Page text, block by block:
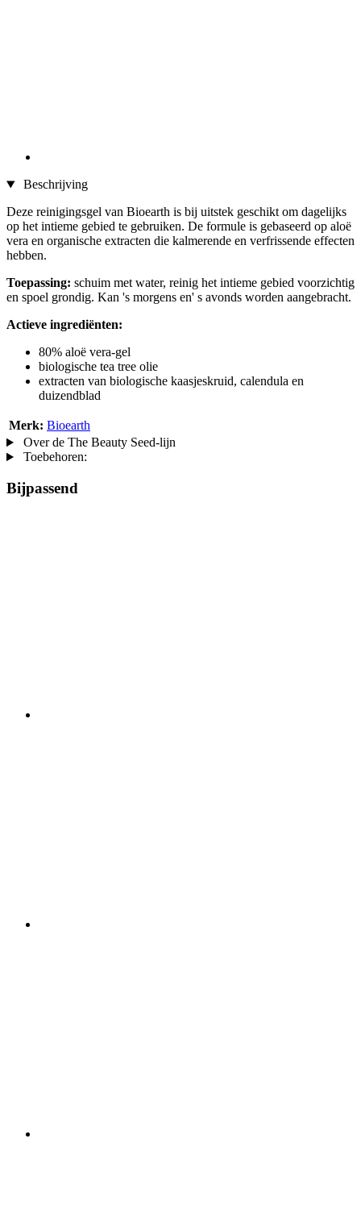
Beschrijving
Deze reinigingsgel van Bioearth is bij uitstek geschikt om dagelijks
op het intieme gebied te gebruiken. De formule is gebaseerd op aloë
vera en organische extracten die kalmerende en verfrissende effecten
hebben.
Toepassing: schuim met water, reinig het intieme gebied voorzichtig
en spoel grondig. Kan 's morgens en' s avonds worden aangebracht.
Actieve ingrediënten:
80% aloë vera-gel
biologische tea tree olie
extracten van biologische kaasjeskruid, calendula en
duizendblad
Merk: Bioearth
Over de The Beauty Seed-lijn
Toebehoren:
Bijpassend